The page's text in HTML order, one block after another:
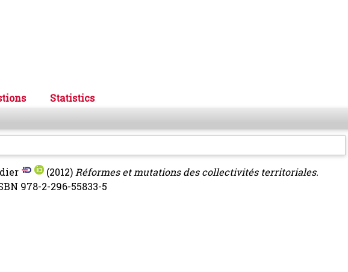
Statistics
(2012)Réformes et mutations des collectivités territoriales.
978-2-296-55833-5